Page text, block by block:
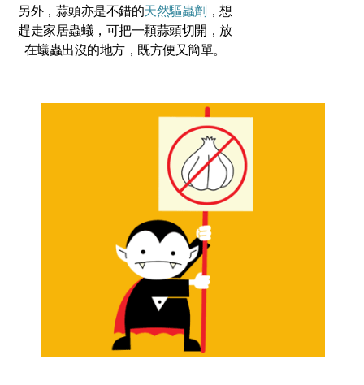
另外，蒜頭亦是不錯的天然驅蟲劑 ，想
趕走家居蟲蟻，可把一顆蒜頭切開，放
在蟻蟲出沒的地方，既方便又簡單。